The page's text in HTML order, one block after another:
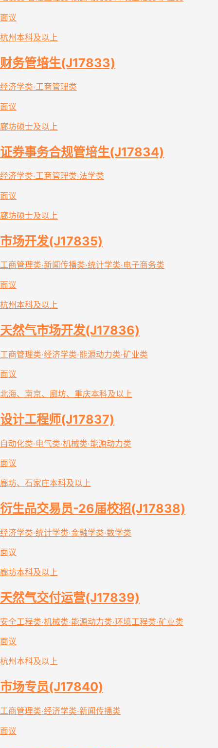
面议
杭州 本科及以上
财务管培生(J17833)
经济学类·工商管理类
面议
廊坊硕士及以上
证券事务合规管培生(J17834)
经济学类·工商管理类·法学类
面议
廊坊硕士及以上
市场开发(J17835)
工商管理类·新闻传播类·统计学类·电子商务类
面议
杭州 本科及以上
天然气市场开发(J17836)
工商管理类·经济学类·能源动力类·矿业类
面议
北海、南京、廊坊、重庆本科及以上
设计工程师(J17837)
自动化类·电气类·机械类·能源动力类
面议
廊坊、石家庄本科及以上
衍生品交易员-26届校招(J17838)
经济学类·统计学类·金融学类·数学类
面议
廊坊本科及以上
天然气交付运营(J17839)
安全工程类·机械类·能源动力类·环境工程类·矿业类
面议
杭州 本科及以上
市场专员(J17840)
工商管理类·经济学类·新闻传播类
面议